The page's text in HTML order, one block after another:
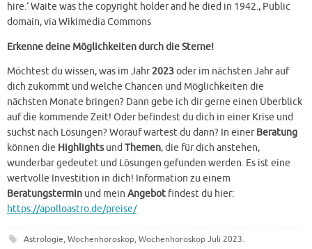
hire.‘ Waite was the copyright holder and he died in 1942., Public
domain, via Wikimedia Commons
Erkenne deine Möglichkeiten durch die Sterne!
Möchtest du wissen, was im Jahr2023oder im nächsten Jahr auf
dich zukommt und welche Chancen und Möglichkeiten die
nächsten Monate bringen? Dann gebe ich dir gerne einen Überblick
auf die kommende Zeit! Oder befindest du dich in einer Krise und
suchst nach Lösungen? Worauf wartest du dann? In einerBeratung
können die Highlightsund Themen, die für dich anstehen,
wunderbar gedeutet und Lösungen gefunden werden. Es ist eine
wertvolle Investition in dich! Information zu einem
Beratungstermin und mein Angebot findest du hier:
https://apolloastro.de/preise/
Astrologie, Wochenhoroskop, Wochenhoroskop Juli 2023.